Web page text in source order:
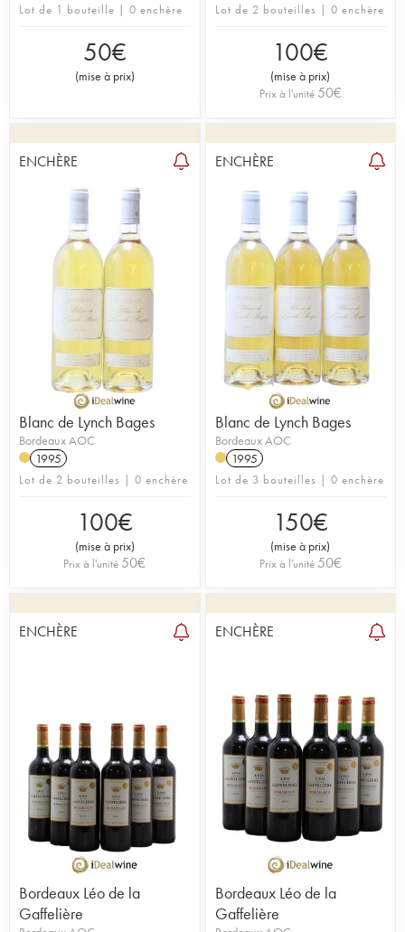
Lot de 1 bouteille | 0 enchère
50€
(mise à prix)
Lot de 2 bouteilles | 0 enchère
100€
(mise à prix)
Prix à l'unité 50€
ENCHÈRE
Blanc de Lynch Bages
Bordeaux AOC
1995
Lot de 2 bouteilles | 0 enchère
100€
(mise à prix)
Prix à l'unité 50€
ENCHÈRE
Blanc de Lynch Bages
Bordeaux AOC
1995
Lot de 3 bouteilles | 0 enchère
150€
(mise à prix)
Prix à l'unité 50€
ENCHÈRE
Bordeaux Léo de la
Gaffelière
ENCHÈRE
Bordeaux Léo de la
Gaffelière